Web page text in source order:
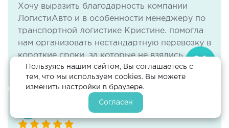
Пользуясь нашим сайтом, Вы соглашаетесь с
тем, что мы используем cookies. Вы можете
изменить настройки в браузере.
Согласен
Хочу выразить благодарность компании
ЛогистиАвто и в особенности менеджеру по
транспортной логистике Кристине. помогла
нам организовать нестандартную перевозку в
короткие сроки, за которые не взялись
многие другие транспортные компании.
Грамотно разъясняла все нюансы,
оперативно отвечала, была всегда на связи. И
самое главное, вникла в наши проблемы и
была готова помочь. Это отзывчивость
Подробнее
Авито